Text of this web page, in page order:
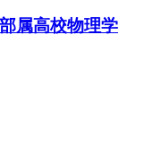
属高校物理学